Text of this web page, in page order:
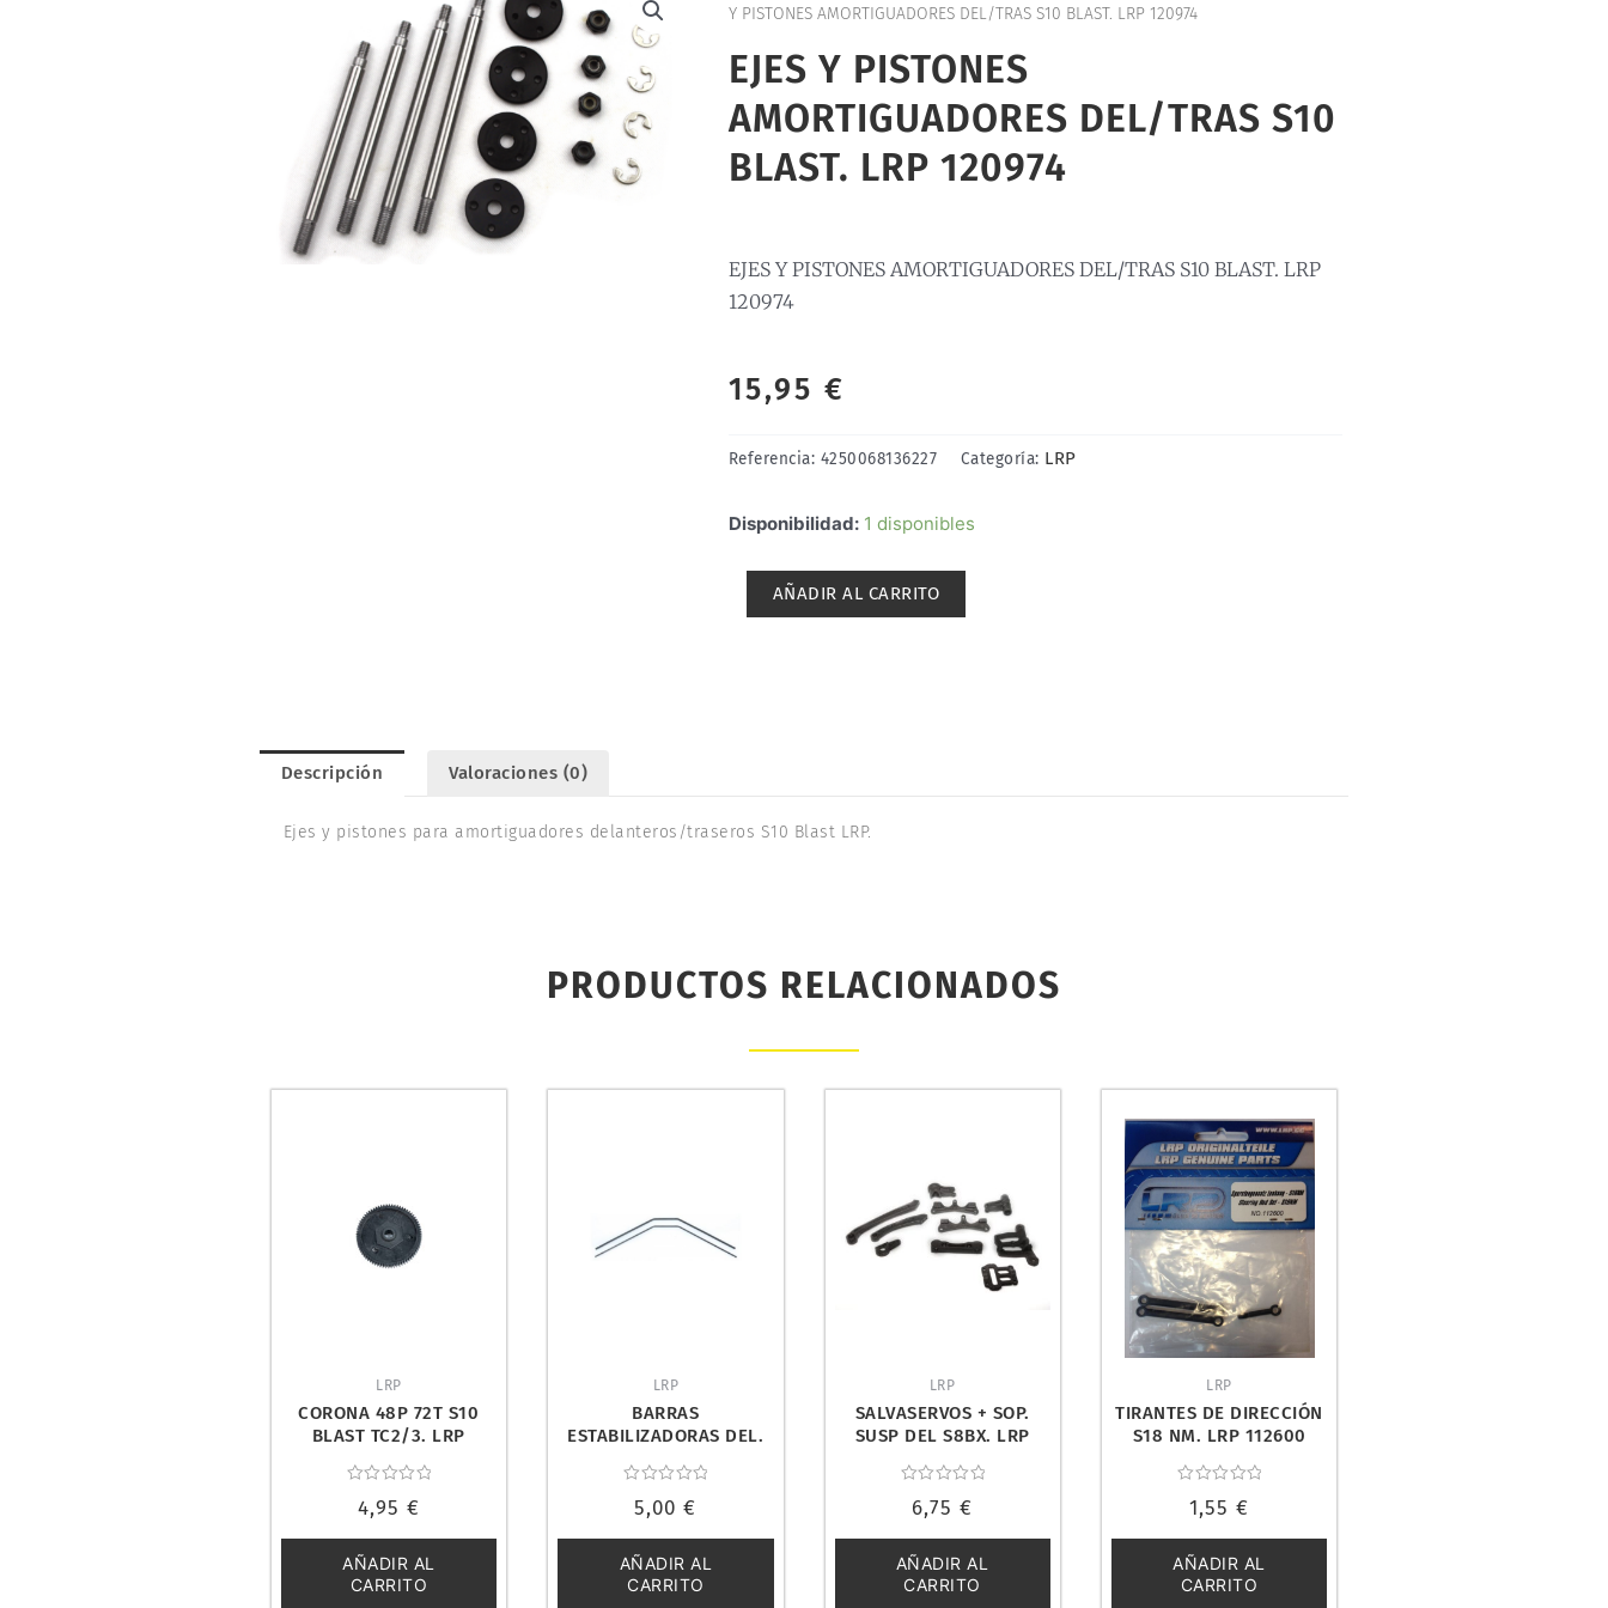
Y PISTONES AMORTIGUADORES DEL/TRAS S10 BLAST. LRP 120974
EJES Y PISTONES
AMORTIGUADORES DEL/TRAS S10
BLAST. LRP 120974
EJES Y PISTONES AMORTIGUADORES DEL/TRAS S10 BLAST. LRP
120974
15,95 €
Referencia: 4250068136227 Categoría: LRP
Disponibilidad: 1 disponibles
EJES
PISTONES
AÑADIR AL CARRITO
Descripción Valoraciones (0)
Ejes y pistones para amortiguadores delanteros/traseros S10 Blast LRP.
PRODUCTOS RELACIONADOS
LRP
CORONA 48P 72T S10
BLAST TC2/3. LRP
con
de
5
4,95 €
AÑADIR AL
CARRITO
LRP
BARRAS
ESTABILIZADORAS DEL.
con
de
5
5,00€
AÑADIR AL
CARRITO
LRP
SALVASERVOS + SOP.
SUSP DEL S8BX. LRP
con
de
5
6,75€
AÑADIR AL
CARRITO
LRP
TIRANTES DE DIRECCIÓN
S18 NM. LRP 112600
con
de
5
1,55€
AÑADIR AL
CARRITO